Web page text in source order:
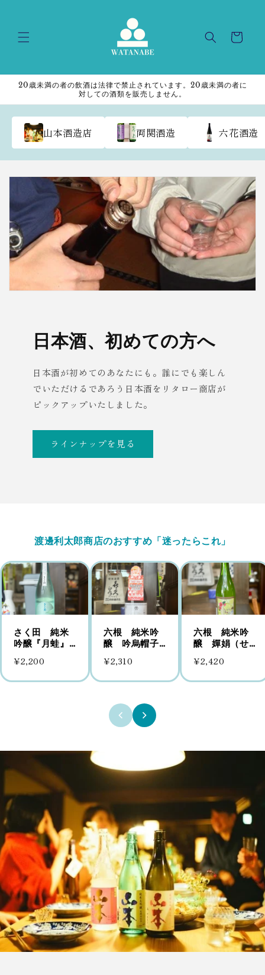
Cart
20歳未満の者の飲酒は法律で禁止されています。20歳未満の者に
対しての酒類を販売しません。
山本酒造店 両関酒造 六花酒造
日本酒、初めての方へ
日本酒が初めてのあなたにも。誰にでも楽しん
でいただけるであろう日本酒をリタロー商店が
ピックアップいたしました。
ラインナップを見る
渡邊利太郎商店のおすすめ「迷ったらこれ」
さく田 純米
吟醸『月蛙』
イジーサマー
¥2,200
六根 純米吟
醸 吟烏帽子
¥2,310
六根 純米吟
醸 嬋娟（せ
¥2,420